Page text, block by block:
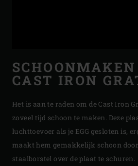
CAST IRON
Het is aan te raden om de Cast Iron
zoveel tijd schoon te maken. Deze
luchttoevoer als je EGG gesloten is,
maakt hem gemakkelijk schoon
staalborstel over de plaat te schuren.